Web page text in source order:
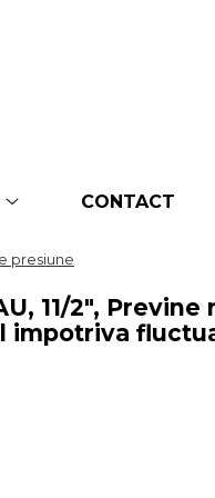
CONTACT
presiune
11/2", Previne
impotriva